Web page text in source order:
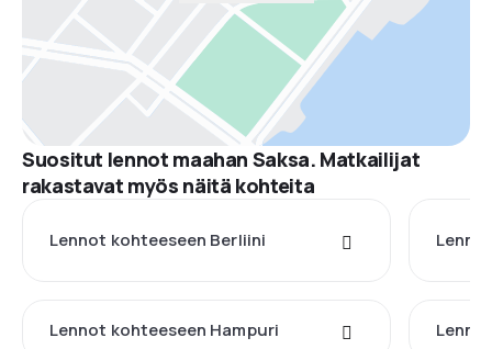
Suositut lennot maahan Saksa. Matkailijat
rakastavat myös näitä kohteita
Lennot kohteeseen Berliini
Lennot kohteeseen Hampuri